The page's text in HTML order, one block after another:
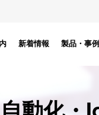
新着情報 製品・事